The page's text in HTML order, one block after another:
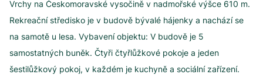
Vrchy na Českomoravské vysočině v nadmořské výšce 610 m.
Rekreační středisko je v budově bývalé hájenky a nachází se
na samotě u lesa. Vybavení objektu: V budově je 5
samostatných buněk. Čtyři čtyřlůžkové pokoje a jeden
šestilůžkový pokoj, v každém je kuchyně a sociální zařízení.